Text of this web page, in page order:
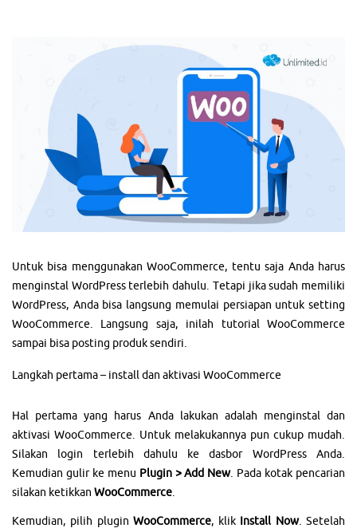
Untuk bisa menggunakan WooCommerce, tentu saja Anda harus
menginstal WordPress terlebih dahulu. Tetapi jika sudah memiliki
WordPress, Anda bisa langsung memulai persiapan untuk setting
WooCommerce. Langsung saja, inilah tutorial WooCommerce
sampai bisa posting produk sendiri.
Langkah pertama – install dan aktivasi WooCommerce
Hal pertama yang harus Anda lakukan adalah menginstal dan
aktivasi WooCommerce. Untuk melakukannya pun cukup mudah.
Silakan login terlebih dahulu ke dasbor WordPress Anda.
Kemudian gulir ke menu Plugin > Add New. Pada kotak pencarian
silakan ketikkan WooCommerce
Kemudian, pilih plugin WooCommerce, klik Install Now. Setelah